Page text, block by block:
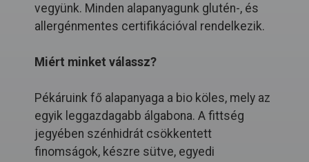
vegyünk. Minden alapanyagunk glutén-, és
allergénmentes certifikációval rendelkezik.
Miért minket válassz?
Pékáruink fő alapanyaga a bio köles, mely az
egyik leggazdagabb álgabona. A fittség
jegyében szénhidrát csökkentett
finomságok, készre sütve, egyedi